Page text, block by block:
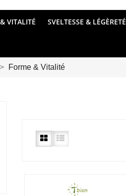
VITALITÉ SVELTESSE & LÉGÈRETÉ
Forme & Vitalité